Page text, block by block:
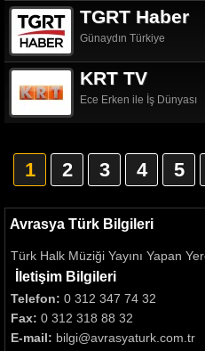
TGRT Haber
Günaydın Türkiye
KRT TV
Ece Erken ile İş Dünyası
1 2 3 4 5
Avrasya Türk Bilgileri
Türk Halk Müziği Yayını Yapan
İletişim Bilgileri
Telefon: 0 312 347 74 32
Fax: 0 312 318 88 32
E-mail: bilgi@avrasyaturk.com.tr